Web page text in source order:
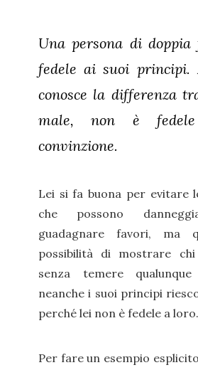
Una persona di doppia
fedele ai suoi principi.
conosce la differenza
male, non è
convinzione.
Lei si fa buona per evitare
che possono
guadagnare favori, ma
possibilità di mostrare
senza temere qualunque
neanche i suoi principi
perché lei non è fedele a loro.
Per fare un esempio